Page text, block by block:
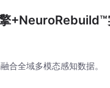
+NeuroRebuild™
合全域多模态感知数据。